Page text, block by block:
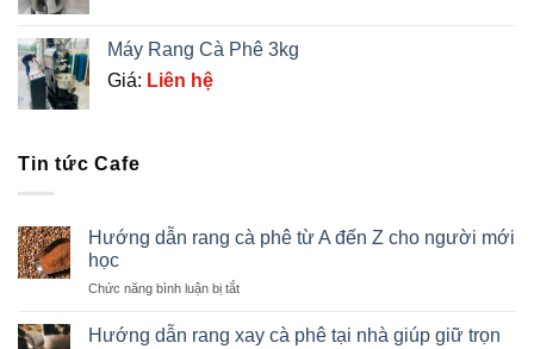
Máy Rang Cà Phê 3kg
Giá: Liên hệ
Tin tức Cafe
Hướng dẫn rang cà phê từ A đến Z cho người mới
học
Chức năng bình luận bị tắtở
Hướng dẫn rang xay cà phê tại nhà giúp giữ trọn